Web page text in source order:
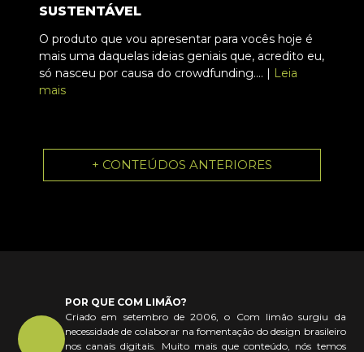
SUSTENTÁVEL
O produto que vou apresentar para vocês hoje é
mais uma daquelas ideias geniais que, acredito eu,
só nasceu por causa do crowdfunding.... | Leia
mais
+ CONTEÚDOS ANTERIORES
POR QUE COM LIMÃO?
Criado em setembro de 2006, o Com limão surgiu da
necessidade de colaborar na fomentação do design brasileiro
nos canais digitais. Muito mais que conteúdo, nós temos